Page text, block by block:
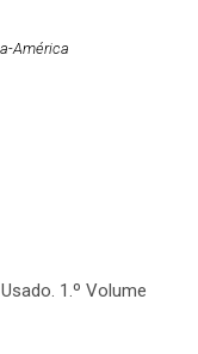
América
1.º Volume